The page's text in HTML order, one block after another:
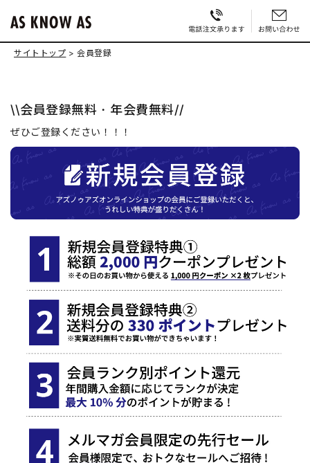
サイトトップ 会員登録
\\会員登録無料・年会費無料//
ぜひご登録ください！！！